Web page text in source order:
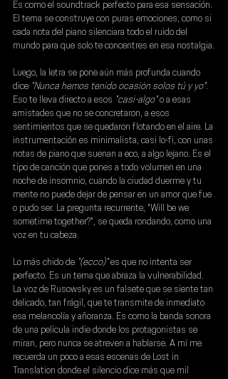
Es como el soundtrack perfecto para esa sensación.
El tema se construye con puras emociones, como si
cada nota del piano silenciara todo el ruido del
mundo para que solo te concentres en esa nostalgia.
Luego, la letra se pone aún más profunda cuando
dice "Nunca hemos tenido ocasión solos tú y yo".
Eso te lleva directo a esos "casi-algo" o a esas
amistades que no se concretaron, a esos
sentimientos que se quedaron flotando en el aire. La
instrumentación es minimalista, casi lo-fi, con unas
notas de piano que suenan a eco, a algo lejano. Es el
tipo de canción que pones a todo volumen en una
noche de insomnio, cuando la ciudad duerme y tu
mente no puede dejar de pensar en un amor que fue
o pudo ser. La pregunta recurrente, "Will be we
sometime together?", se queda rondando, como una
voz en tu cabeza.
Lo más chido de "(ecco)" es que no intenta ser
perfecto. Es un tema que abraza la vulnerabilidad.
La voz de Rusowsky es un falsete que se siente tan
delicado, tan frágil, que te transmite de inmediato
esa melancolía y añoranza. Es como la banda sonora
de una película indie donde los protagonistas se
miran, pero nunca se atreven a hablarse. A mí me
recuerda un poco a esas escenas de Lost in
Translation donde el silencio dice más que mil